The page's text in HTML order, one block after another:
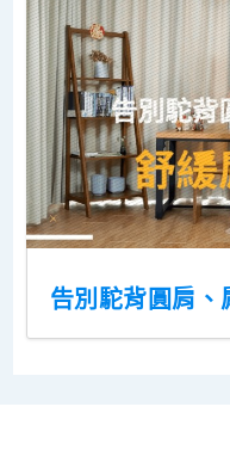
告別駝背圓肩